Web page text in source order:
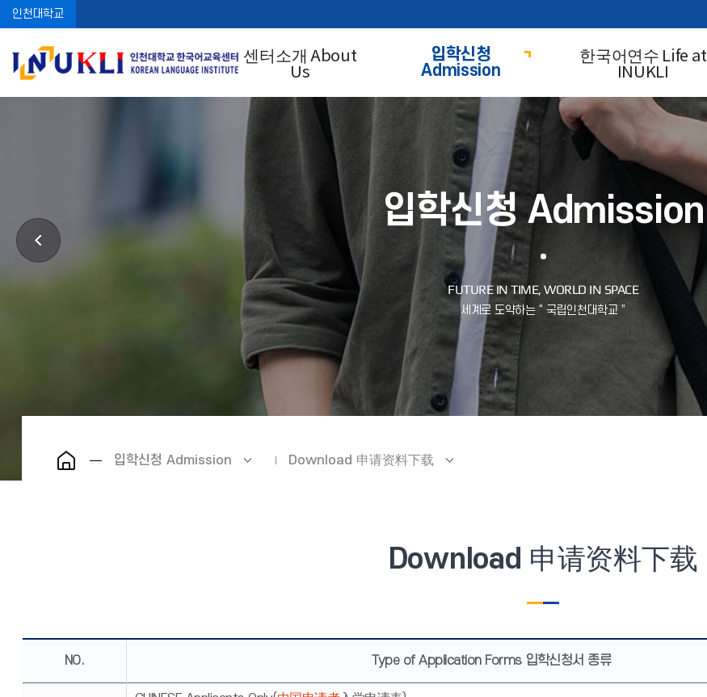
인천대학교
센터소개 About
Us
입학신청
Admission
한국어연수 Life at
INUKLI
입학신청 Admission
입학신청 Admission Download 申请资料下载
Download 申请资料下载
NO. Type of Application Forms 입학신청서 종류